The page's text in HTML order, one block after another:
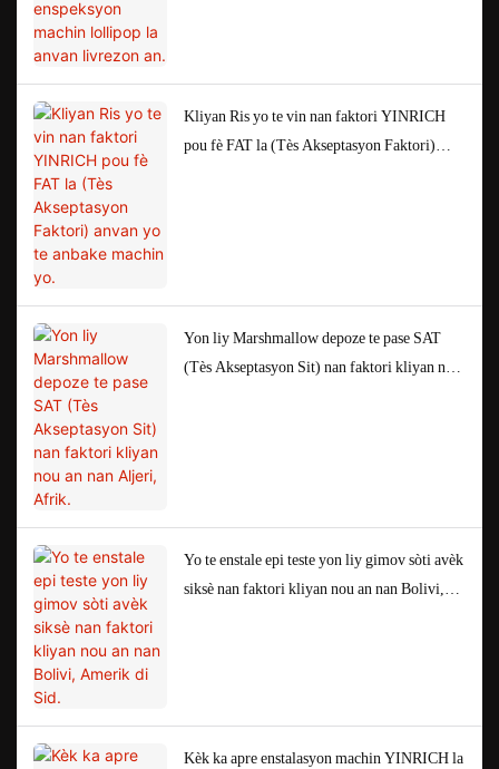
Kliyan Ris yo te vin nan faktori YINRICH
pou fè FAT la (Tès Akseptasyon Faktori)
Yon liy Marshmallow depoze te pase SAT
(Tès Akseptasyon Sit) nan faktori kliyan nou
Yo te enstale epi teste yon liy gimov sòti avèk
siksè nan faktori kliyan nou an nan Bolivi,
Kèk ka apre enstalasyon machin YINRICH la